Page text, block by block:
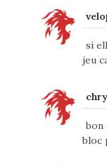
si
jeu
bon
bloc